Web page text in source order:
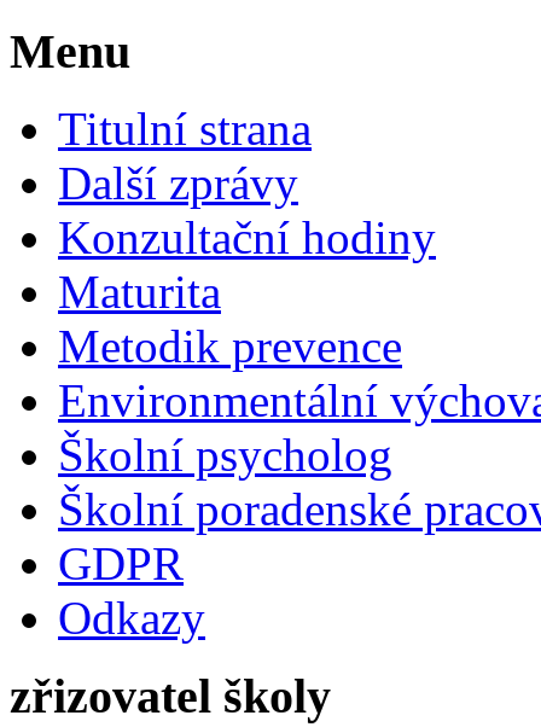
Menu
Titulní strana
Další zprávy
Konzultační hodiny
Maturita
Metodik prevence
Environmentální
Školní psycholog
Školní poradenské
GDPR
Odkazy
zřizovatel školy